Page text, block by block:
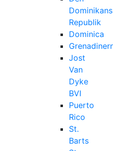
Republik
Dominica
Jost
Van
Dyke
BVI
Puerto
Rico
St.
Barts